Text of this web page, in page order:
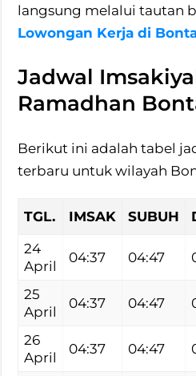
langsung melalui tautan
Lowongan Kerja di
Jadwal
Ramadhan
Berikut ini adalah tabel
terbaru untuk wilayah
TGL. IMSAK SUBUH
24
April
04:37 04:47
25
April
04:37 04:47
26
April
04:37 04:47